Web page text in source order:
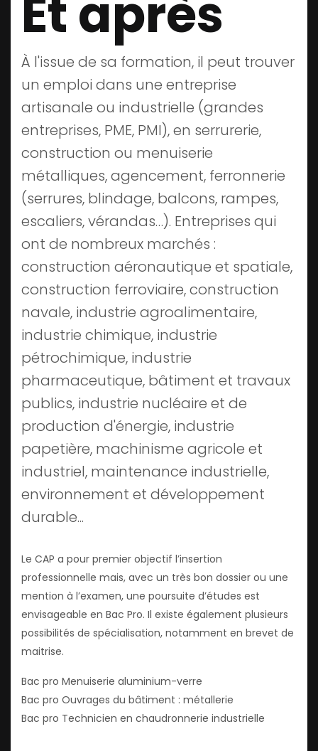
Et après
À l'issue de sa formation, il peut trouver
un emploi dans une entreprise
artisanale ou industrielle (grandes
entreprises, PME, PMI), en serrurerie,
construction ou menuiserie
métalliques, agencement, ferronnerie
(serrures, blindage, balcons, rampes,
escaliers, vérandas…). Entreprises qui
ont de nombreux marchés :
construction aéronautique et spatiale,
construction ferroviaire, construction
navale, industrie agroalimentaire,
industrie chimique, industrie
pétrochimique, industrie
pharmaceutique, bâtiment et travaux
publics, industrie nucléaire et de
production d'énergie, industrie
papetière, machinisme agricole et
industriel, maintenance industrielle,
environnement et développement
durable...
Le CAP a pour premier objectif l’insertion
professionnelle mais, avec un très bon dossier ou une
mention à l’examen, une poursuite d’études est
envisageable en Bac Pro. Il existe également plusieurs
possibilités de spécialisation, notamment en brevet de
maitrise.
Bac pro Menuiserie aluminium-verre
Bac pro Ouvrages du bâtiment : métallerie
Bac pro Technicien en chaudronnerie industrielle